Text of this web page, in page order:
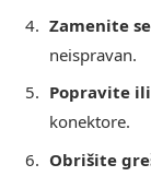
Zamenite
neispravan.
Popravite
konektore.
Obrišite